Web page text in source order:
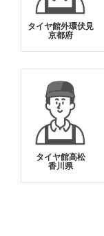
タイヤ館外環伏見
京都府
タイヤ館高松
香川県